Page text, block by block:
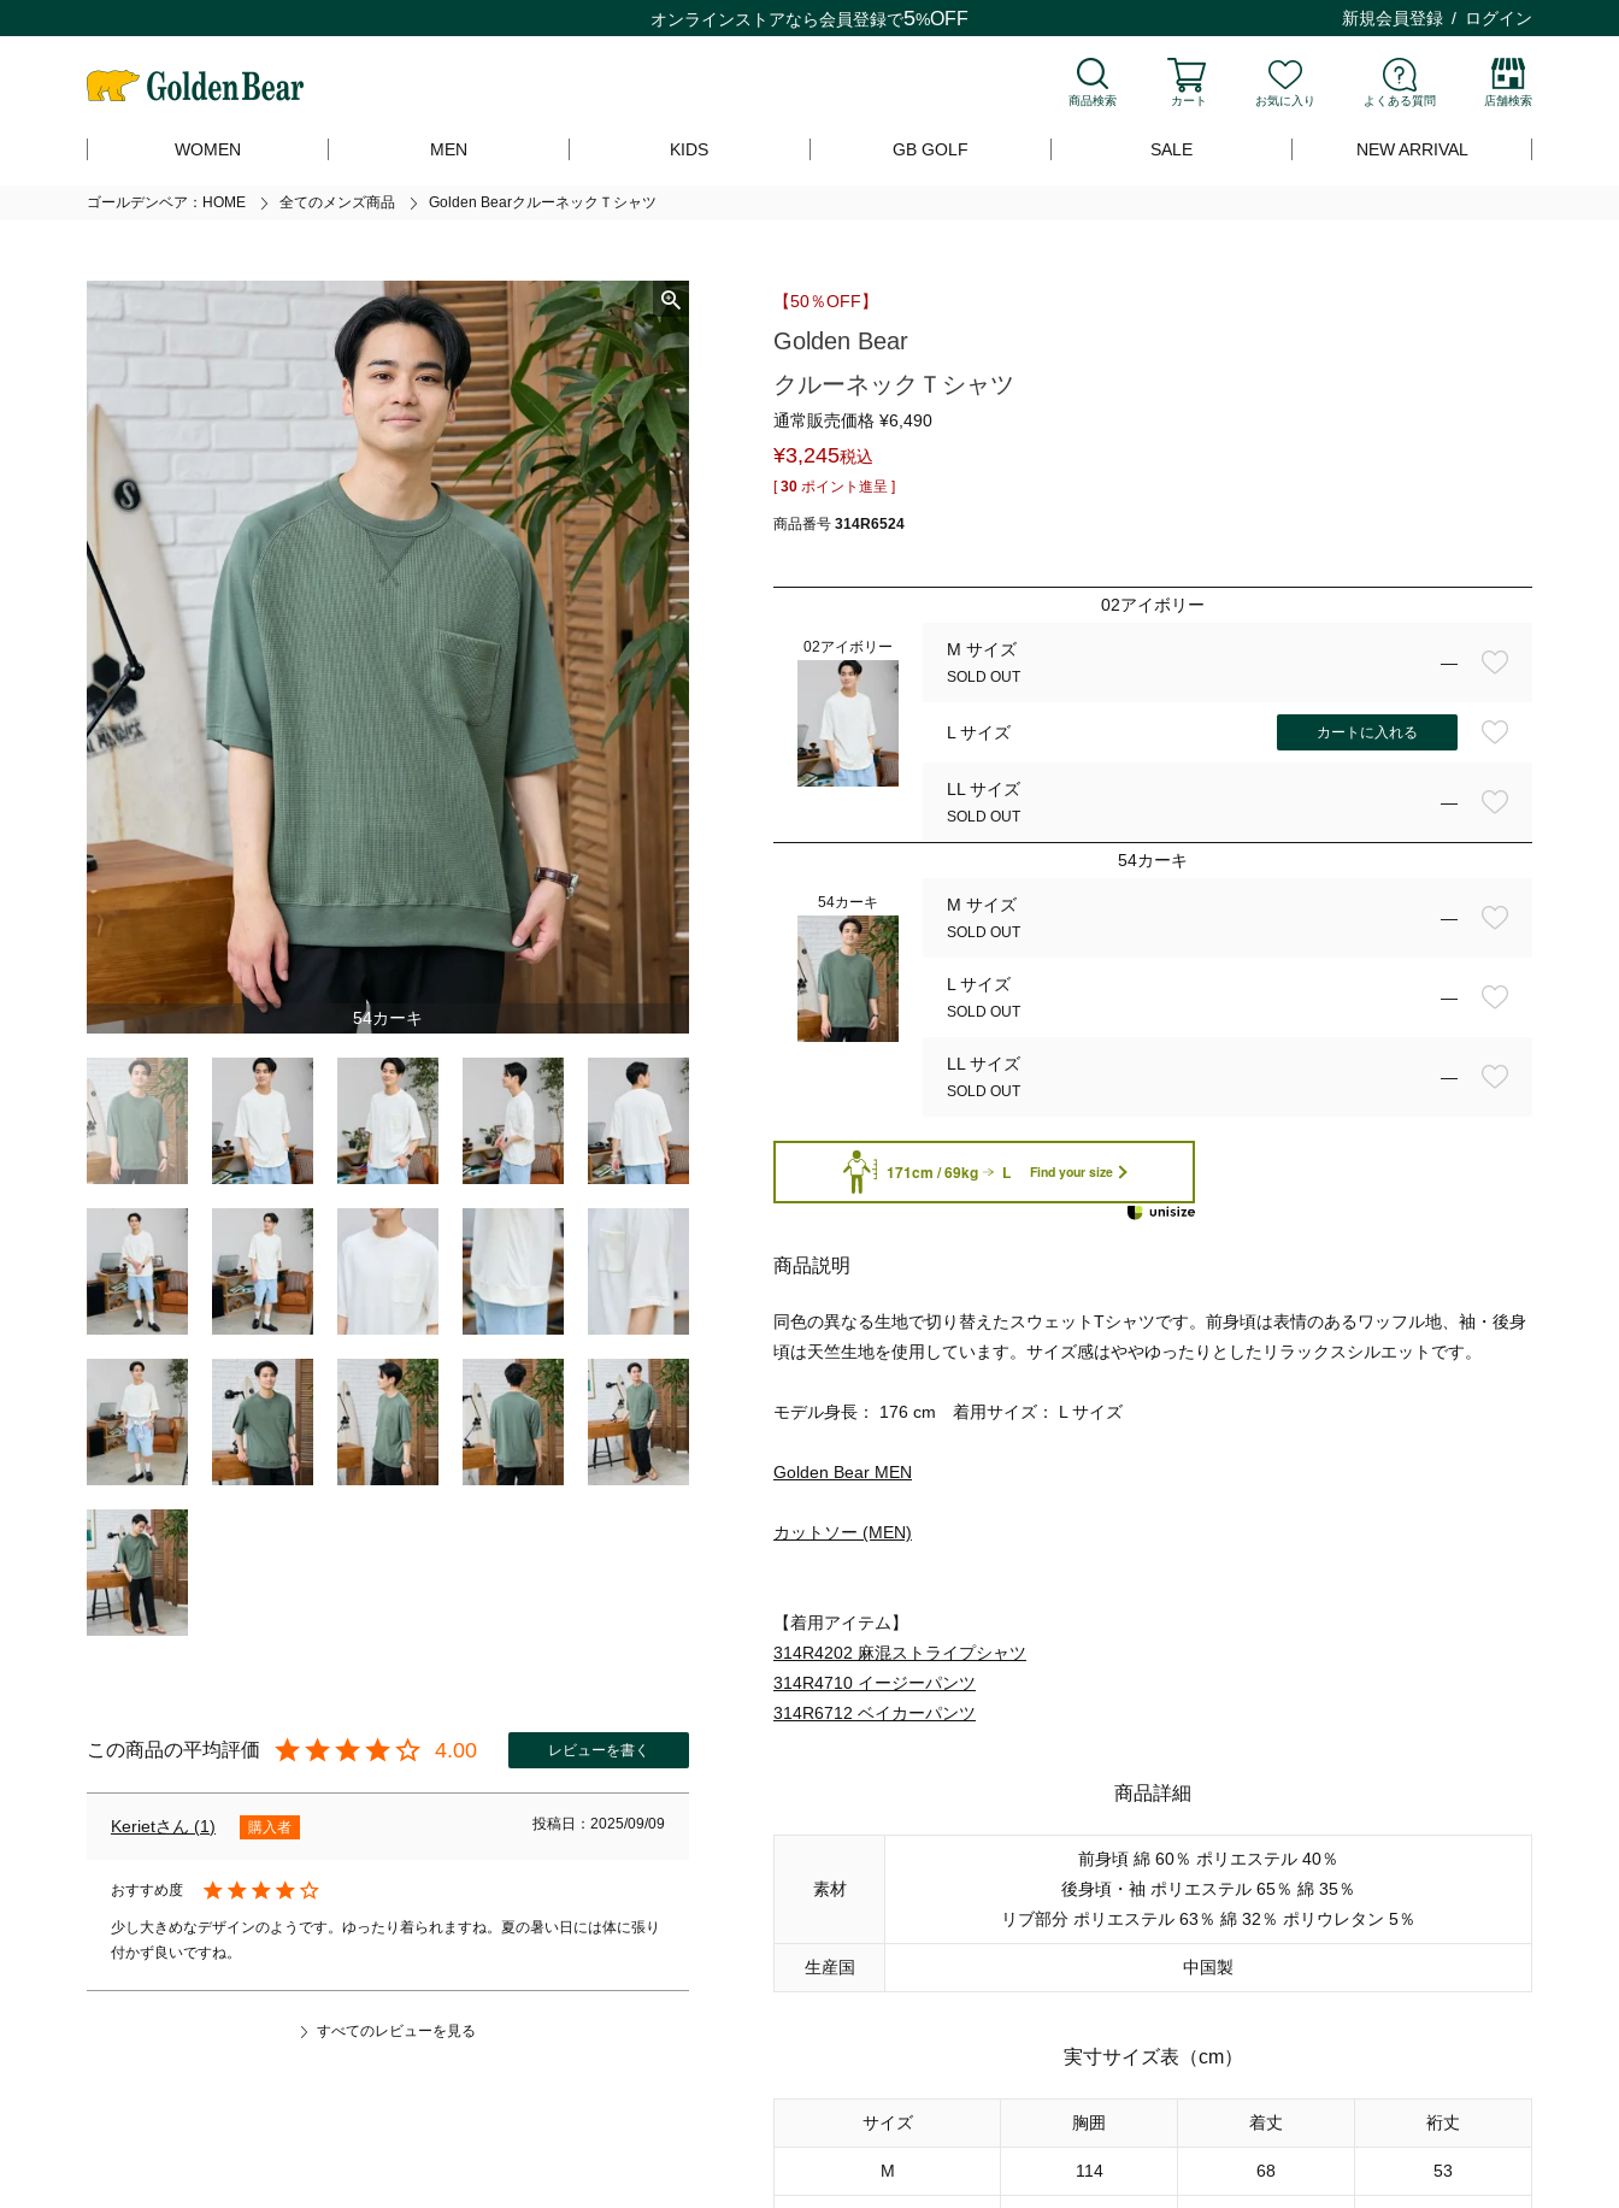
オンラインストアなら会員登録で5%OFF 新規会員登録 ログイン
商品検索 カート お気に入り よくある質問 店舗検索
WOMEN MEN KIDS GB GOLF SALE NEW ARRIVAL
ゴールデンベア：HOME 全てのメンズ商品 Golden BearクルーネックＴシャツ
54カーキ 02アイボリー
4.00
Keriet 1 購入者 投稿日 2025/09/09
少し大きめなデザインのようです。ゆったり着られますね。夏の暑い日には体に張り
すべてのレビューを見る
レビューを書く
【50％OFF】
Golden Bear
クルーネックＴシャツ
通常販売価格 ¥6,490
¥3,245税込
[ 30 ポイント進呈 ]
商品番号 314R6524
02アイボリー
02アイボリー M サイズ
SOLD OUT
—
L サイズ カートに入れる
LL サイズ
SOLD OUT
—
54カーキ
54カーキ M サイズ
SOLD OUT
—
L サイズ
SOLD OUT
—
LL サイズ
SOLD OUT
—
171cm / 69kg L Find your size
商品説明
同色の異なる生地で切り替えたスウェットTシャツです。前身頃は表情のあるワッフル地、袖・後身
頃は天竺生地を使用しています。サイズ感はややゆったりとしたリラックスシルエットです。
モデル身長： 176 cm 着用サイズ： L サイズ
Golden Bear MEN
カットソー (MEN)
【着用アイテム】
314R4202 麻混ストライプシャツ
314R4710 イージーパンツ
314R6712 ベイカーパンツ
商品詳細
素材
前身頃 綿 60％ ポリエステル 40％
後身頃・袖 ポリエステル 65％ 綿 35％
リブ部分 ポリエステル 63％ 綿 32％ ポリウレタン 5％
生産国 中国製
実寸サイズ表（cm）
サイズ 胸囲 着丈 裄丈
M 114 68 53